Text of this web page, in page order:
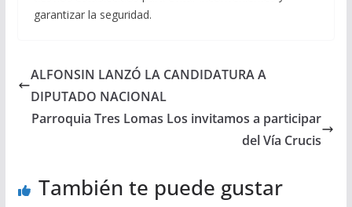
garantizar la seguridad.
ALFONSIN LANZÓ LA CANDIDATURA A
DIPUTADO NACIONAL
Parroquia Tres Lomas Los invitamos a participar
del Vía Crucis
También te puede gustar